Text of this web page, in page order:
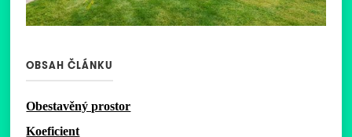
OBSAH ČLÁNKU
Obestavěný prostor
Koeficient